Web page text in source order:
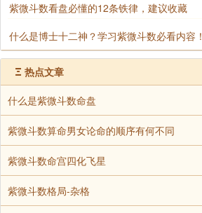
紫微斗数看盘必懂的12条铁律，建议收藏
什么是博士十二神？学习紫微斗数必看内容！
Ξ 热点文章
什么是紫微斗数命盘
紫微斗数算命男女论命的顺序有何不同
紫微斗数命宫四化飞星
紫微斗数格局-杂格